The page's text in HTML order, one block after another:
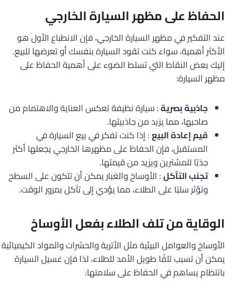
الحفاظ على مظهر السيارة الخارجي
عند التفكير في مظهر السيارة الخارجي، فإن الانطباع الأول هو
الأكثر أهمية، سواء كنت تقود السيارة بنفسك أو تعرضها للبيع.
إليك بعض النقاط التي تسلط الضوء على أهمية الحفاظ على
مظهر السيارة:
جاذبية بصرية: سيارة نظيفة تعكس العناية والاهتمام من
صاحبها، مما يزيد من جاذبيتها.
قيم إعادة البيع: إذا كنت تفكر في بيع السيارة في
المستقبل، فإن الحفاظ على مظهرها الخارجي يجعلها أكثر
جذبًا للمشترين ويزيد من قيمتها.
تجنب التآكل: الأوساخ والغبار يمكن أن تتكون على السطح
وتؤثر سلبًا على الطلاء، مما يؤدي إلى تآكل بمرور الوقت.
الوقاية من تلف الطلاء بفعل الأوساخ
الأوساخ والعوامل البيئية مثل الأتربة والحشرات والمواد الكيميائية
يمكن أن تسبب تلفًا طويل الأمد للطلاء، لذا فإن غسيل السيارة
بانتظام يساهم في الحفاظ على سلامتها: